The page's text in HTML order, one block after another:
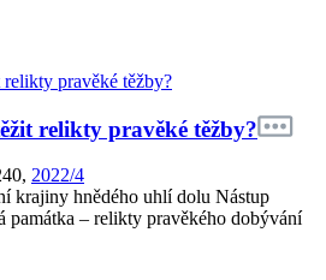
relikty pravěké těžby?
2022/4
krajiny hnědého uhlí dolu Nástup
památka – relikty pravěkého dobývání